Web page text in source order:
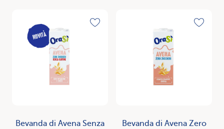
Bevanda di Avena Senza
Toggle favorite
Bevanda di Avena Zero